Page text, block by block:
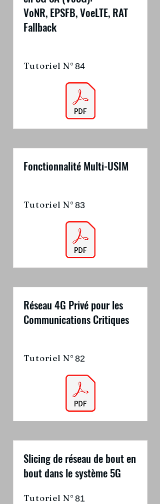
VoNR, EPSFB, VoeLTE, RAT
Fallback
Tutoriel N° 84
Fonctionnalité Multi-USIM
Tutoriel N° 83
Réseau 4G Privé pour les
Communications Critiques
Tutoriel N° 82
Slicing de réseau de bout en
bout dans le système 5G
Tutoriel N° 81